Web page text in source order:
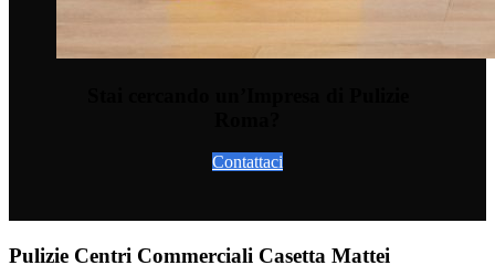
Contattaci
Pulizie Centri Commerciali Casetta Mattei